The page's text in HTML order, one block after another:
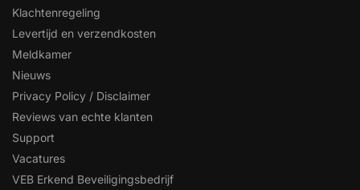
Klachtenregeling
Levertijd en verzendkosten
Meldkamer
Nieuws
Privacy Policy / Disclaimer
Reviews van echte klanten
Support
Vacatures
VEB Erkend Beveiligingsbedrijf